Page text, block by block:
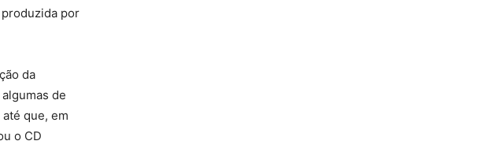
por
da
de
que, em
o CD